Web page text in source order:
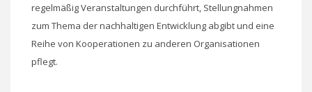
regelmäßig Veranstaltungen durchführt, Stellungnahmen
zum Thema der nachhaltigen Entwicklung abgibt und eine
Reihe von Kooperationen zu anderen Organisationen
pflegt.